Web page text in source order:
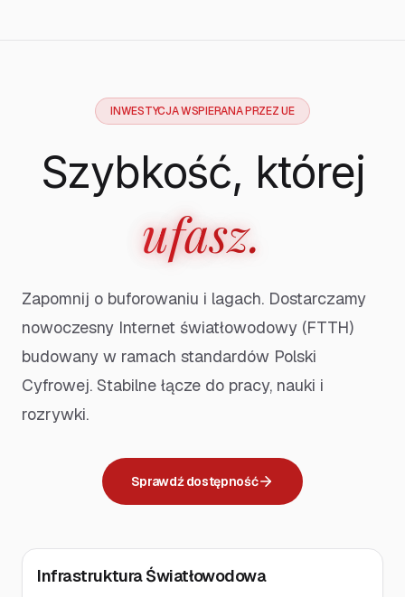
INWESTYCJA WSPIERANA PRZEZ UE
Szybkość, której
ufasz.
Zapomnij o buforowaniu i lagach. Dostarczamy
nowoczesny Internet światłowodowy (FTTH)
budowany w ramach standardów Polski
Cyfrowej. Stabilne łącze do pracy, nauki i
rozrywki.
Sprawdź dostępność
Infrastruktura Światłowodowa